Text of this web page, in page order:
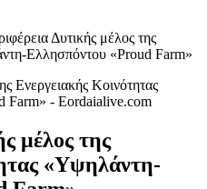
Δυτικής μέλος της
Ελλησπόντου «Proud Farm»
μέλος της
«Υψηλάντη-